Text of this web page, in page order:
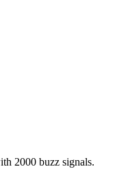
2000 buzz signals.